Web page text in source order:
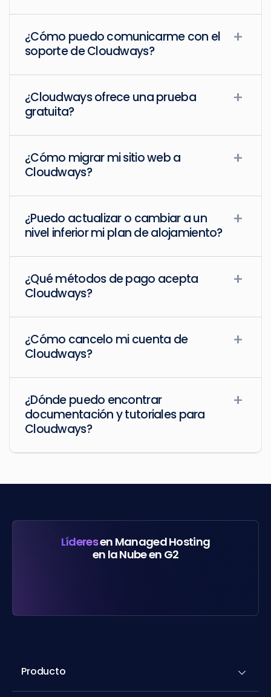
¿Cómo puedo comunicarme con el
soporte de Cloudways?
¿Cloudways ofrece una prueba
gratuita?
¿Cómo migrar mi sitio web a
Cloudways?
¿Puedo actualizar o cambiar a un
nivel inferior mi plan de alojamiento?
¿Qué métodos de pago acepta
Cloudways?
¿Cómo cancelo mi cuenta de
Cloudways?
¿Dónde puedo encontrar
documentación y tutoriales para
Cloudways?
Líderesen Managed Hosting
en la Nube en G2
Producto